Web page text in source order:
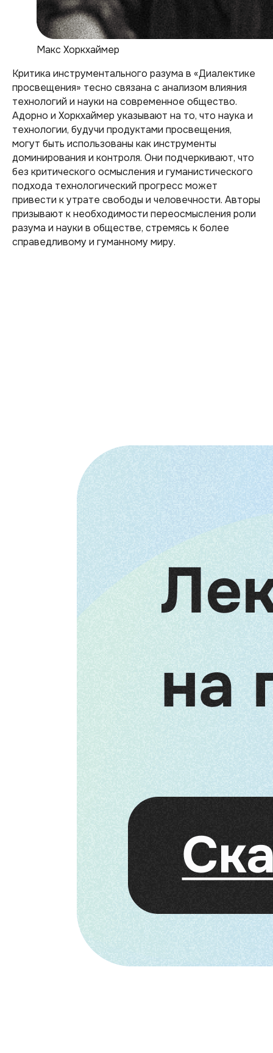
Макс Хоркхаймер
Критика инструментального разума в «Диалектике
просвещения» тесно связана с анализом влияния
технологий и науки на современное общество.
Адорно и Хоркхаймер указывают на то, что наука и
технологии, будучи продуктами просвещения,
могут быть использованы как инструменты
доминирования и контроля. Они подчеркивают, что
без критического осмысления и гуманистического
подхода технологический прогресс может
привести к утрате свободы и человечности. Авторы
призывают к необходимости переосмысления роли
разума и науки в обществе, стремясь к более
справедливому и гуманному миру.